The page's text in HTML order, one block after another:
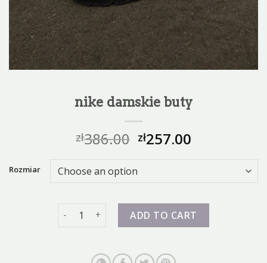
nike damskie buty
zł386.00 zł257.00
Rozmiar
nike damskie buty quantity
ADD TO CART